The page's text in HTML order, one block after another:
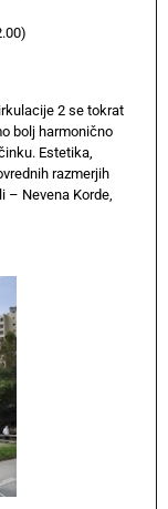
2 se tokrat
bolj harmonično
Estetika,
razmerjih
– Nevena Korde,